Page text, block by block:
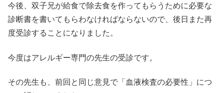
今後、双子兄が給食で除去食を作ってもらうために必要な
診断書を書いてもらわなければならないので、後日また再
度受診することになりました。
今度はアレルギー専門の先生の受診です。
その先生も、前回と同じ意見で「血液検査の必要性」につ